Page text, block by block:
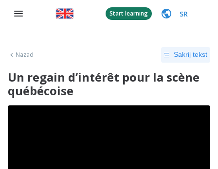
Start learning SR
Nazad Sakrij tekst
Un regain d’intérêt pour la scène
québécoise